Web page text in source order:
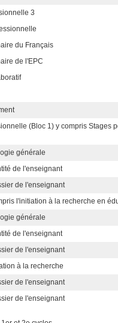
3
du Français
de l'EPC
(Bloc 1) y compris Stages
générale
de l'enseignant
de l'enseignant
l'initiation à la recherche en
générale
de l'enseignant
de l'enseignant
à la recherche
de l'enseignant
de l'enseignant